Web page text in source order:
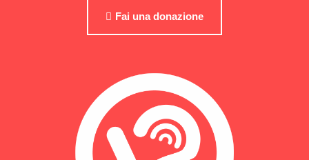
Fai una donazione